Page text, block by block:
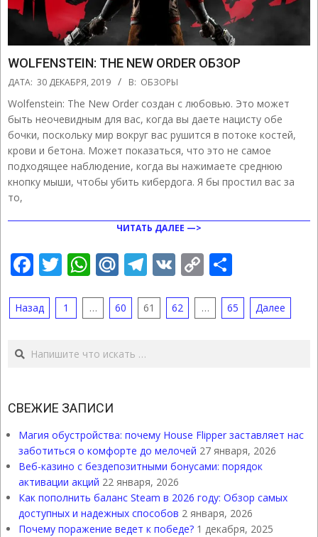
WOLFENSTEIN: THE NEW ORDER ОБЗОР
2019-
30
ДАТА: 30 ДЕКАБРЯ, 2019 В: ОБЗОРЫ
Wolfenstein: The New Order создан с любовью. Это может
быть неочевидным для вас, когда вы даете нацисту обе
бочки, поскольку мир вокруг вас рушится в потоке костей,
крови и бетона. Может показаться, что это не самое
подходящее наблюдение, когда вы нажимаете среднюю
кнопку мыши, чтобы убить кибердога. Я бы простил вас за
то,
ЧИТАТЬ ДАЛЕЕ —>
Facebook
Twitter
WhatsApp
Mail.Ru
Telegram
VK Copy
ПАГИНАЦИЯ
Назад 1 … 60 61 62 … 65 Далее
Поиск
СВЕЖИЕ ЗАПИСИ
Магия обустройства: почему House Flipper заставляет нас
заботиться о комфорте до мелочей 27 января, 2026
Веб-казино с бездепозитными бонусами: порядок
активации акций 22 января, 2026
Как пополнить баланс Steam в 2026 году: Обзор самых
доступных и надежных способов 2 января, 2026
Почему поражение ведет к победе? 1 декабря, 2025